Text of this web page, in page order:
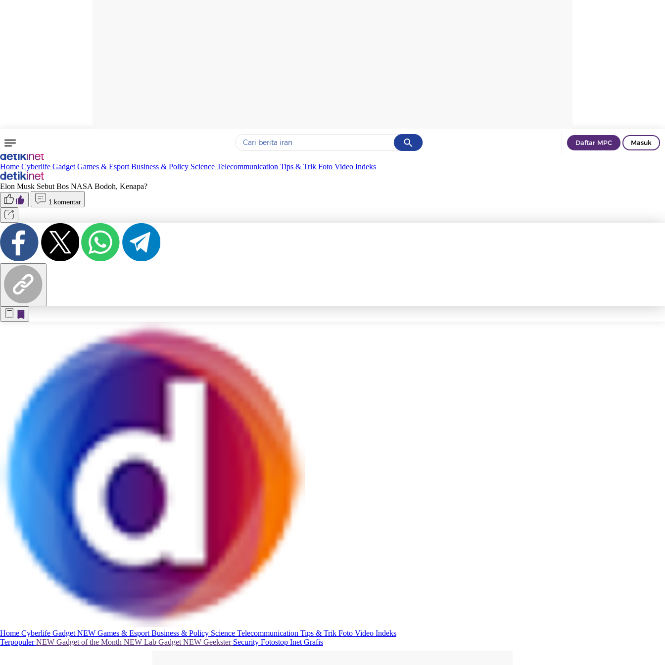
Cancel
Yang sedang ramai dicari
Terakhir yang dicari
Daftar MPC Masuk
Home Cyberlife Gadget Games & Esport Business & Policy Science Telecommunication Tips & Trik Foto Video Indeks
Elon Musk Sebut Bos NASA Bodoh, Kenapa?
1 komentar
Home Cyberlife Gadget NEW Games & Esport Business & Policy Science Telecommunication Tips & Trik Foto Video Indeks
TerpopulerNEW Gadget of the Month NEW Lab Gadget NEW Geekster Security Fotostop Inet Grafis